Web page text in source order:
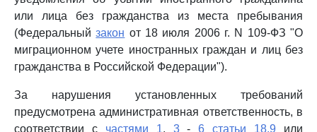
или лица без гражданства из места пребывания
(Федеральныйзакон от 18 июля 2006 г. N 109-ФЗ "О
миграционном учете иностранных граждан и лиц без
гражданства в Российской Федерации").
За нарушения установленных требований
предусмотрена административная ответственность, в
соответствии с частями 1, 3-6 статьи 18.9 или